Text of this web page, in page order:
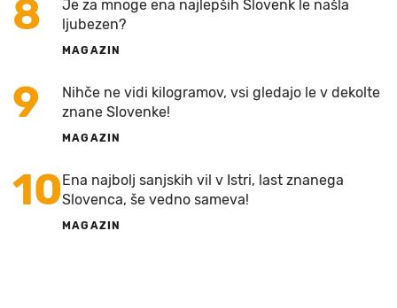
8
Je za mnoge ena najlepših Slovenk le našla
ljubezen?
MAGAZIN
9
Nihče ne vidi kilogramov, vsi gledajo le v dekolte
znane Slovenke!
MAGAZIN
10Ena najbolj sanjskih vil v Istri, last znanega
Slovenca, še vedno sameva!
MAGAZIN